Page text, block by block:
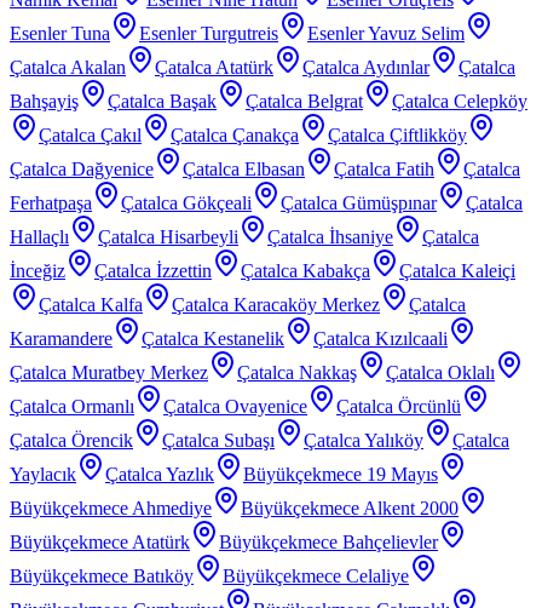
Esenler Tuna
Esenler Turgutreis
Esenler Yavuz Selim
Çatalca Akalan
Çatalca Atatürk Çatalca Aydınlar
Çatalca
Bahşayiş
Çatalca Başak Çatalca Belgrat
Çatalca Celepköy
Çatalca Çakıl
Çatalca Çanakça
Çatalca Çiftlikköy
Çatalca Dağyenice
Çatalca Elbasan Çatalca Fatih
Çatalca
Ferhatpaşa
Çatalca Gökçeali Çatalca Gümüşpınar
Çatalca
Hallaçlı
Çatalca Hisarbeyli Çatalca İhsaniye
Çatalca
İnceğiz
Çatalca İzzettin Çatalca Kabakça
Çatalca Kaleiçi
Çatalca Kalfa
Çatalca Karacaköy Merkez
Çatalca
Karamandere
Çatalca Kestanelik
Çatalca Kızılcaali
Çatalca Muratbey Merkez
Çatalca Nakkaş
Çatalca Oklalı
Çatalca Ormanlı
Çatalca Ovayenice
Çatalca Örcünlü
Çatalca Örencik
Çatalca Subaşı Çatalca Yalıköy
Çatalca
Yaylacık
Çatalca Yazlık
Büyükçekmece 19 Mayıs
Büyükçekmece Ahmediye
Büyükçekmece Alkent 2000
Büyükçekmece Atatürk
Büyükçekmece Bahçelievler
Büyükçekmece Batıköy
Büyükçekmece Celaliye